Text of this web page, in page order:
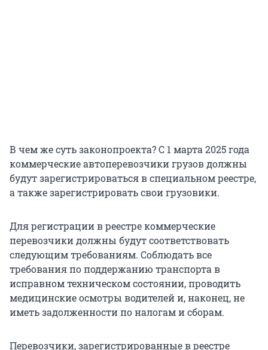
В чем же суть законопроекта? С 1 марта 2025 года
коммерческие автоперевозчики грузов должны
будут зарегистрироваться в специальном реестре,
а также зарегистрировать свои грузовики.
Для регистрации в реестре коммерческие
перевозчики должны будут соответствовать
следующим требованиям. Соблюдать все
требования по поддержанию транспорта в
исправном техническом состоянии, проводить
медицинские осмотры водителей и, наконец, не
иметь задолженности по налогам и сборам.
Перевозчики, зарегистрированные в реестре